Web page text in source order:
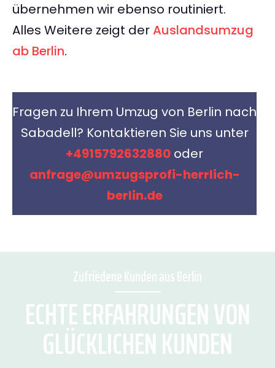
übernehmen wir ebenso routiniert.
Alles Weitere zeigt derAuslandsumzug
ab Berlin.
Fragen zu Ihrem Umzug von Berlin nach
Sabadell? Kontaktieren Sie uns unter
+4915792632880 oder
anfrage@umzugsprofi-herrlich-
berlin.de
Zufriedene Kunden aus Berlin
ECHTE ERFAHRUNGEN VON
GLÜCKLICHEN KUNDEN